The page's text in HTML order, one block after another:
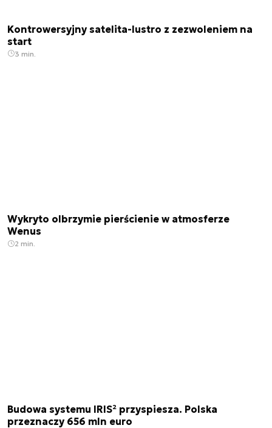
Kontrowersyjny satelita-lustro z zezwoleniem na
start
3 min.
Wykryto olbrzymie pierścienie w atmosferze
Wenus
2 min.
Budowa systemu IRIS² przyspiesza. Polska
przeznaczy 656 mln euro